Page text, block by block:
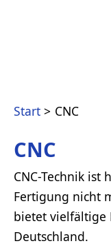
Start CNC
CNC
CNC-Technik ist
Fertigung nicht
bietet vielfältige
Deutschland.